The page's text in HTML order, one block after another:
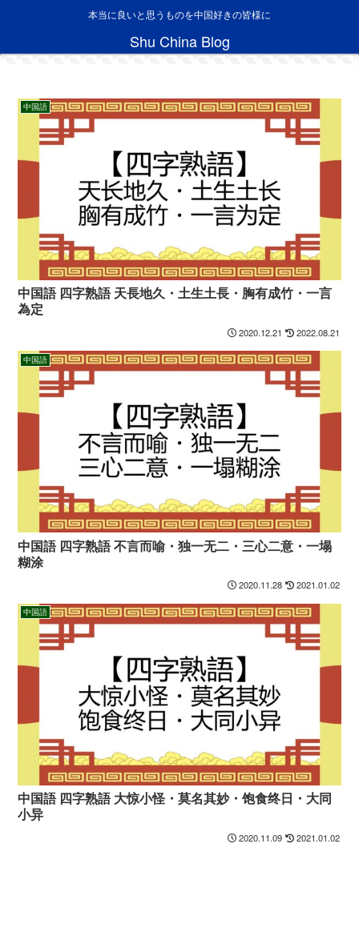
本当に良いと思うものを中国好きの皆様に
Shu China Blog
中国語
中国語 四字熟語 天長地久・土生土長・胸有成竹・一言
為定
2020.12.21 2022.08.21
中国語
中国語 四字熟語 不言而喻・独一无二・三心二意・一塌
糊涂
2020.11.28 2021.01.02
中国語
中国語 四字熟語 大惊小怪・莫名其妙・饱食终日・大同
小异
2020.11.09 2021.01.02